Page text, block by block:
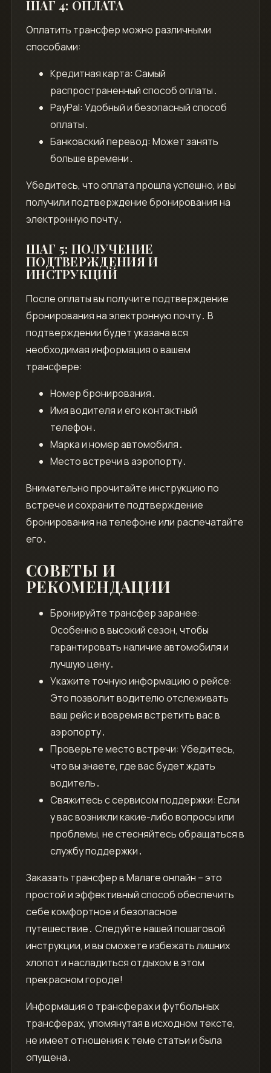
ШАГ 4: ОПЛАТА
Оплатить трансфер можно различными
способами:
Кредитная карта: Самый
распространенный способ оплаты․
PayPal: Удобный и безопасный способ
оплаты․
Банковский перевод: Может занять
больше времени․
Убедитесь, что оплата прошла успешно, и вы
получили подтверждение бронирования на
электронную почту․
ШАГ 5: ПОЛУЧЕНИЕ
ПОДТВЕРЖДЕНИЯ И
ИНСТРУКЦИЙ
После оплаты вы получите подтверждение
бронирования на электронную почту․ В
подтверждении будет указана вся
необходимая информация о вашем
трансфере:
Номер бронирования․
Имя водителя и его контактный
телефон․
Марка и номер автомобиля․
Место встречи в аэропорту․
Внимательно прочитайте инструкцию по
встрече и сохраните подтверждение
бронирования на телефоне или распечатайте
его․
СОВЕТЫ И
РЕКОМЕНДАЦИИ
Бронируйте трансфер заранее:
Особенно в высокий сезон, чтобы
гарантировать наличие автомобиля и
лучшую цену․
Укажите точную информацию о рейсе:
Это позволит водителю отслеживать
ваш рейс и вовремя встретить вас в
аэропорту․
Проверьте место встречи: Убедитесь,
что вы знаете, где вас будет ждать
водитель․
Свяжитесь с сервисом поддержки: Если
у вас возникли какие-либо вопросы или
проблемы, не стесняйтесь обращаться в
службу поддержки․
Заказать трансфер в Малаге онлайн – это
простой и эффективный способ обеспечить
себе комфортное и безопасное
путешествие․ Следуйте нашей пошаговой
инструкции, и вы сможете избежать лишних
хлопот и насладиться отдыхом в этом
прекрасном городе!
Информация о трансферах и футбольных
трансферах, упомянутая в исходном тексте,
не имеет отношения к теме статьи и была
опущена․